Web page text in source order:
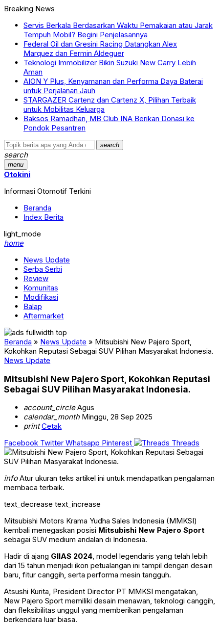
Breaking News
Servis Berkala Berdasarkan Waktu Pemakaian atau Jarak
Tempuh Mobil? Begini Penjelasannya
Federal Oil dan Gresini Racing Datangkan Alex
Marquez dan Fermin Aldeguer
Teknologi Immobilizer Bikin Suzuki New Carry Lebih
Aman
AION Y Plus, Kenyamanan dan Performa Daya Baterai
untuk Perjalanan Jauh
STARGAZER Cartenz dan Cartenz X, Pilihan Terbaik
untuk Mobilitas Keluarga
Baksos Ramadhan, MB Club INA Berikan Donasi ke
Pondok Pesantren
search
search
menu
Otokini
Informasi Otomotif Terkini
Beranda
Index Berita
light_mode
home
News Update
Serba Serbi
Review
Komunitas
Modifikasi
Balap
Aftermarket
Beranda » News Update » Mitsubishi New Pajero Sport,
Kokohkan Reputasi Sebagai SUV Pilihan Masyarakat Indonesia.
News Update
Mitsubishi New Pajero Sport, Kokohkan Reputasi
Sebagai SUV Pilihan Masyarakat Indonesia.
account_circleAgus
calendar_monthMinggu, 28 Sep 2025
print Cetak
Facebook Twitter Whatsapp Pinterest Threads
infoAtur ukuran teks artikel ini untuk mendapatkan pengalaman
membaca terbaik.
text_decrease text_increase
Mitsubishi Motors Krama Yudha Sales Indonesia (MMKSI)
kembali menegaskan posisi Mitsubishi New Pajero Sport
sebagai SUV medium andalan di Indonesia.
Hadir di ajang GIIAS 2024, model legendaris yang telah lebih
dari 15 tahun menjadi ikon petualangan ini tampil dengan desain
baru, fitur canggih, serta performa mesin tangguh.
Atsushi Kurita, President Director PT MMKSI mengatakan,
New Pajero Sport memiliki desain menawan, teknologi canggih,
dan fleksibilitas unggul yang memberikan pengalaman
berkendara luar biasa.